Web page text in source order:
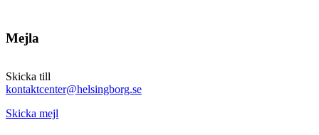
Mejla
Skicka till
kontaktcenter@helsingborg.se
Skicka mejl